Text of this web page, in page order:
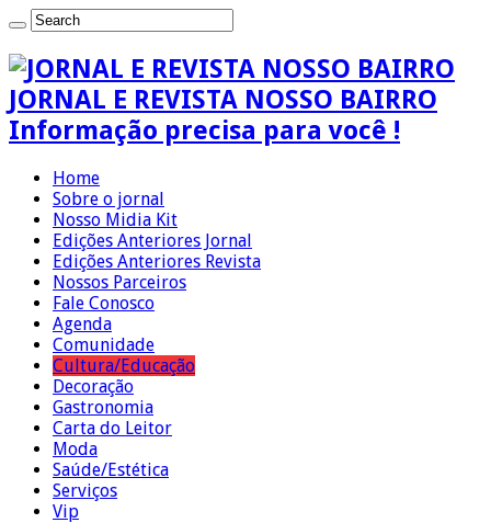
JORNAL E REVISTA NOSSO BAIRRO
Informação precisa para você !
Home
Sobre o jornal
Nosso Midia Kit
Edições Anteriores Jornal
Edições Anteriores Revista
Nossos Parceiros
Fale Conosco
Agenda
Comunidade
Cultura/Educação
Decoração
Gastronomia
Carta do Leitor
Moda
Saúde/Estética
Serviços
Vip